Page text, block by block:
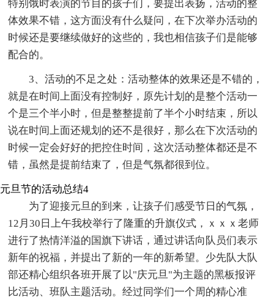
特别饿时表演的节目的孩子们，要提出表扬，活动的整
体效果不错，这方面没有什么疑问，在下次举办活动的
时候还是要继续做好的这些的，我也相信孩子们是能够
配合的。
3、活动的不足之处：活动整体的效果还是不错的，
就是在时间上面没有控制好，原先计划的是整个活动一
个是三个半小时，但是整整提前了半个小时结束，所以
说在时间上面还规划的还不是很好，那么在下次活动的
时候一定会好好的把控住时间，这次活动整体都还是不
错，虽然是提前结束了，但是气氛都很到位。
元旦节的活动总结4
为了迎接元旦的到来，让孩子们感受节日的气氛，
12月30日上午我校举行了隆重的升旗仪式，ｘｘｘ老师
进行了热情洋溢的国旗下讲话，通过讲话向队员们表示
新年的祝福，并提出了新的一年的新希望。少先队大队
部还精心组织各班开展了以"庆元旦"为主题的黑板报评
比活动、班队主题活动。经过同学们一个周的精心准